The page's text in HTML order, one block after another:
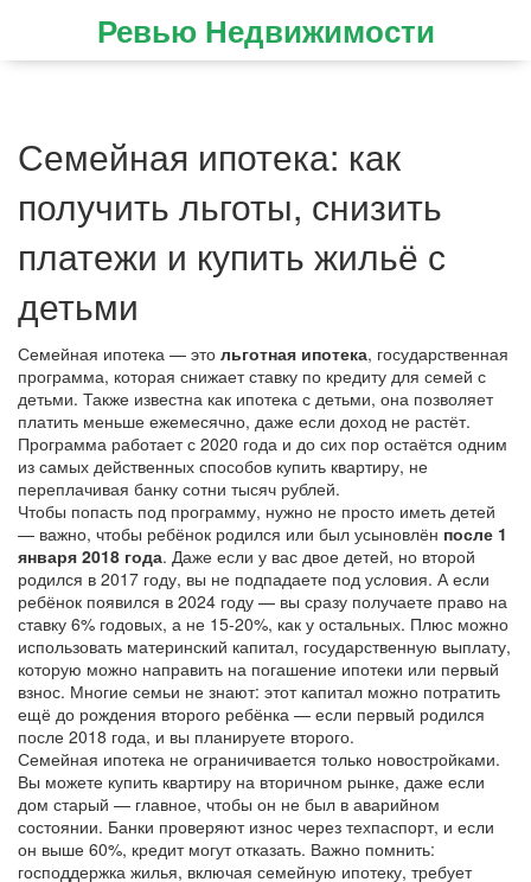
Ревью Недвижимости
Семейная ипотека: как
получить льготы, снизить
платежи и купить жильё с
детьми
Семейная ипотека — это льготная ипотека, государственная
программа, которая снижает ставку по кредиту для семей с
детьми. Также известна как ипотека с детьми, она позволяет
платить меньше ежемесячно, даже если доход не растёт.
Программа работает с 2020 года и до сих пор остаётся одним
из самых действенных способов купить квартиру, не
переплачивая банку сотни тысяч рублей.
Чтобы попасть под программу, нужно не просто иметь детей
— важно, чтобы ребёнок родился или был усыновлён после 1
января 2018 года. Даже если у вас двое детей, но второй
родился в 2017 году, вы не подпадаете под условия. А если
ребёнок появился в 2024 году — вы сразу получаете право на
ставку 6% годовых, а не 15-20%, как у остальных. Плюс можно
использовать материнский капитал, государственную выплату,
которую можно направить на погашение ипотеки или первый
взнос. Многие семьи не знают: этот капитал можно потратить
ещё до рождения второго ребёнка — если первый родился
после 2018 года, и вы планируете второго.
Семейная ипотека не ограничивается только новостройками.
Вы можете купить квартиру на вторичном рынке, даже если
дом старый — главное, чтобы он не был в аварийном
состоянии. Банки проверяют износ через техпаспорт, и если
он выше 60%, кредит могут отказать. Важно помнить:
господдержка жилья, включая семейную ипотеку, требует